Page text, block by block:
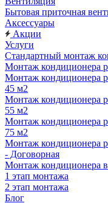
Бытовая приточная
Аксессуары
Акции
Услуги
Стандартный монтаж
Монтаж кондиционера
Монтаж кондиционера
45 м2
Монтаж кондиционера
55 м2
Монтаж кондиционера
75 м2
Монтаж кондиционера
- Договорная
Монтаж кондиционера
1 этап монтажа
2 этап монтажа
Блог